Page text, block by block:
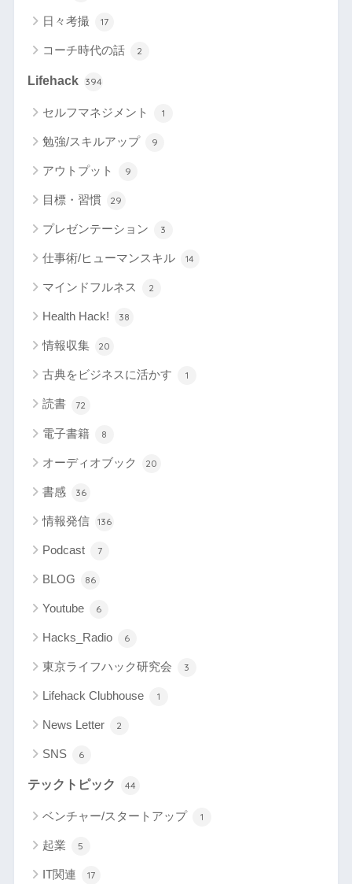
日々考撮 17
コーチ時代の話 2
Lifehack 394
セルフマネジメント 1
勉強/スキルアップ 9
アウトプット 9
目標・習慣 29
プレゼンテーション 3
仕事術/ヒューマンスキル 14
マインドフルネス 2
Health Hack! 38
情報収集 20
古典をビジネスに活かす 1
読書 72
電子書籍 8
オーディオブック 20
書感 36
情報発信 136
Podcast 7
BLOG 86
Youtube 6
Hacks_Radio 6
東京ライフハック研究会 3
Lifehack Clubhouse 1
News Letter 2
SNS 6
テックトピック 44
ベンチャー/スタートアップ 1
起業 5
IT関連 17